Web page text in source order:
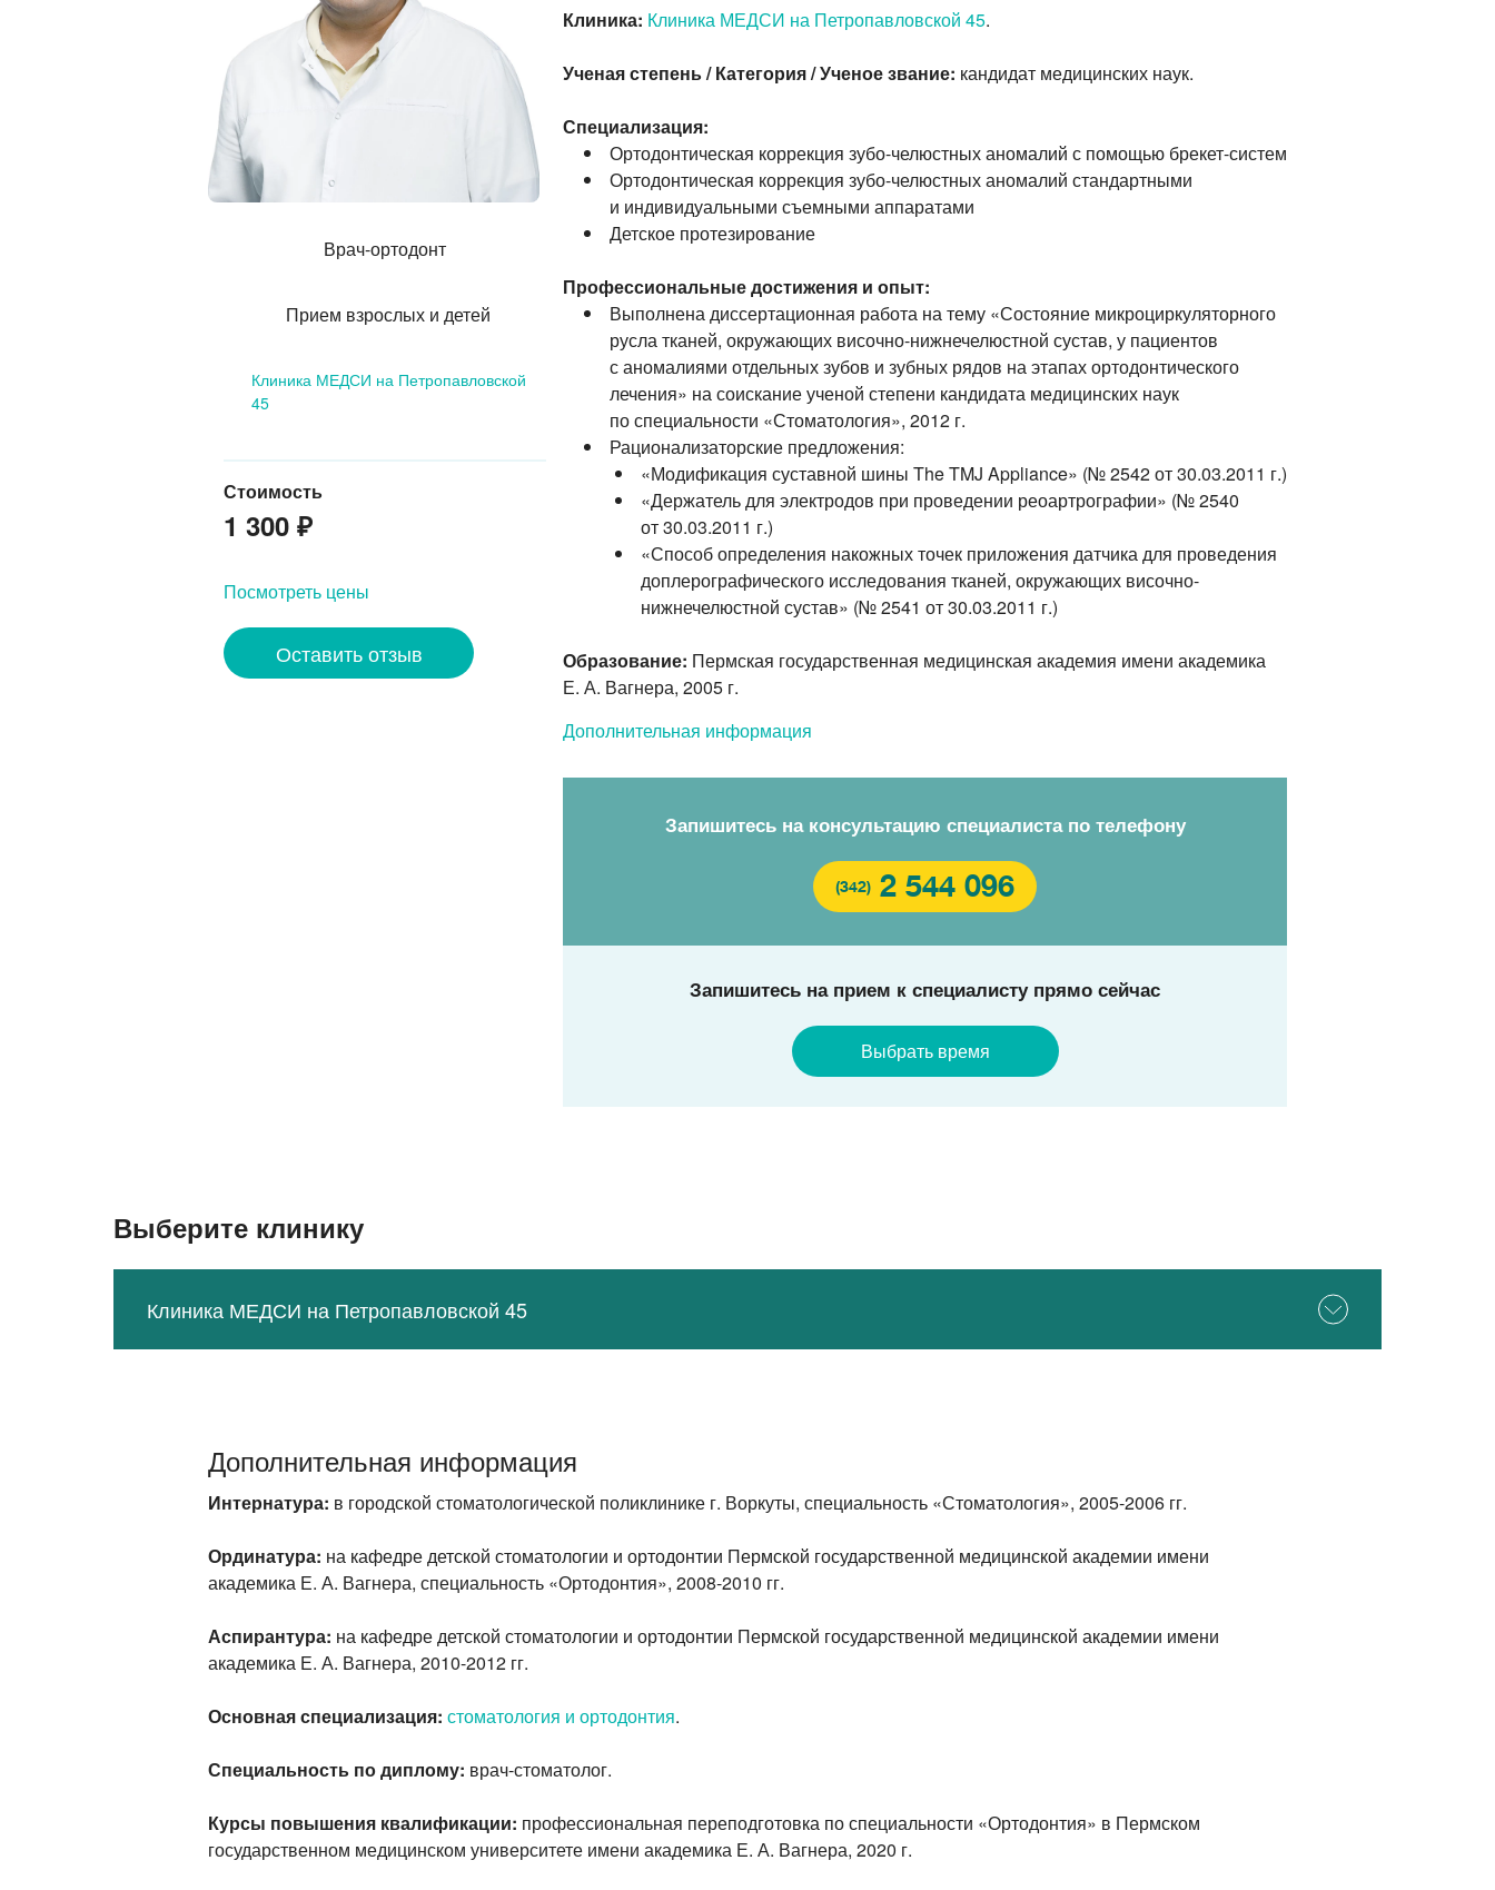
Врач-ортодонт
Прием взрослых и детей
Клиника МЕДСИ на Петропавловской
45
Стоимость
1 300 ₽
Посмотреть цены
Оставить отзыв
Клиника: Клиника МЕДСИ на Петропавловской 45.
Ученая степень / Категория / Ученое звание: кандидат медицинских наук.
Специализация:
Ортодонтическая коррекция зубо-челюстных аномалий с помощью брекет-систем
Ортодонтическая коррекция зубо-челюстных аномалий стандартными
и индивидуальными съемными аппаратами
Детское протезирование
Профессиональные достижения и опыт:
Выполнена диссертационная работа на тему «Состояние микроциркуляторного
русла тканей, окружающих височно-нижнечелюстной сустав, у пациентов
с аномалиями отдельных зубов и зубных рядов на этапах ортодонтического
лечения» на соискание ученой степени кандидата медицинских наук
по специальности «Стоматология», 2012 г.
Рационализаторские предложения:
«Модификация суставной шины The TMJ Appliance» (№ 2542 от 30.03.2011 г.)
«Держатель для электродов при проведении реоартрографии» (№ 2540
от 30.03.2011 г.)
«Способ определения накожных точек приложения датчика для проведения
доплерографического исследования тканей, окружающих височно-
нижнечелюстной сустав» (№ 2541 от 30.03.2011 г.)
Образование: Пермская государственная медицинская академия имени академика
Е. А. Вагнера, 2005 г.
Дополнительная информация
Запишитесь на консультацию специалиста по телефону
(342) 2 544 096
Запишитесь на прием к специалисту прямо сейчас
Выбрать время
Выберите клинику
Клиника МЕДСИ на Петропавловской 45
Дополнительная информация
Интернатура: в городской стоматологической поликлинике г. Воркуты, специальность «Стоматология», 2005-2006 гг.
Ординатура: на кафедре детской стоматологии и ортодонтии Пермской государственной медицинской академии имени
академика Е. А. Вагнера, специальность «Ортодонтия», 2008-2010 гг.
Аспирантура: на кафедре детской стоматологии и ортодонтии Пермской государственной медицинской академии имени
академика Е. А. Вагнера, 2010-2012 гг.
Основная специализация: стоматология и ортодонтия.
Специальность по диплому: врач-стоматолог.
Курсы повышения квалификации: профессиональная переподготовка по специальности «Ортодонтия» в Пермском
государственном медицинском университете имени академика Е. А. Вагнера, 2020 г.